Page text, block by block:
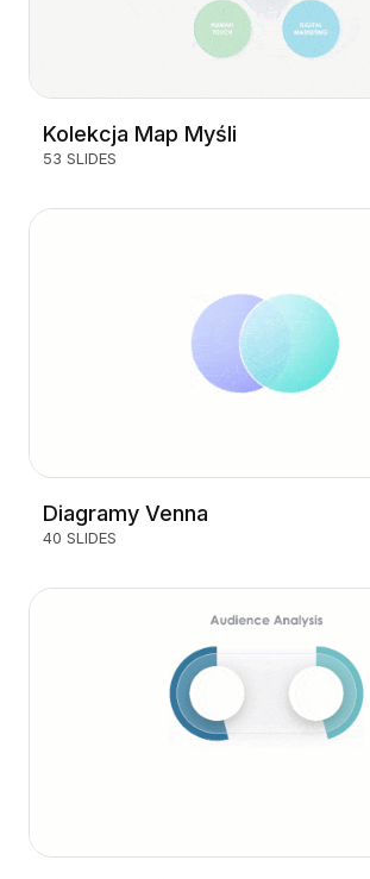
Kolekcja Map Myśli
53 SLIDES
Diagramy Venna
40 SLIDES